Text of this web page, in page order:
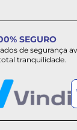
SEGURO
de segurança
tranquilidade.